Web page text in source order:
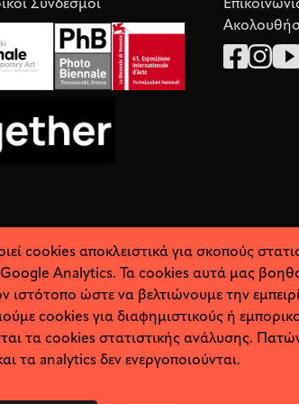
Σύνδεσμοι
Προσωπικά Δεδομένα
cookies αποκλειστικά για σκοπούς
Analytics. Τα cookies αυτά μας
ιστότοπο ώστε να βελτιώνουμε την
cookies για διαφημιστικούς ή
τα cookies στατιστικής ανάλυσης.
τα analytics δεν ενεργοποιούνται.